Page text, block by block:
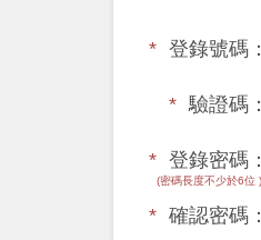
* 登錄號碼：
* 驗證碼：
* 登錄密碼：
(密碼長度不少於6位 )
* 確認密碼：